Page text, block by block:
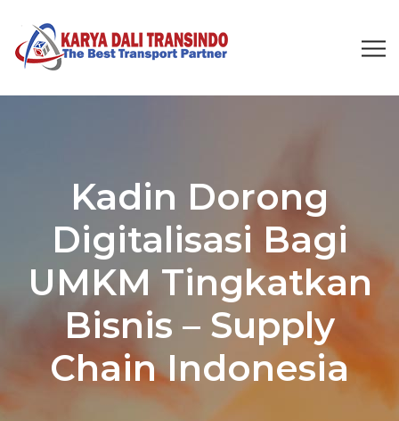
Kadin Dorong
Digitalisasi Bagi
UMKM Tingkatkan
Bisnis – Supply
Chain Indonesia